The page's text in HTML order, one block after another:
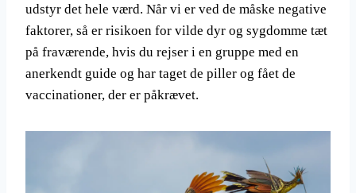
udstyr det hele værd. Når vi er ved de måske negative
faktorer, så er risikoen for vilde dyr og sygdomme tæt
på fraværende, hvis du rejser i en gruppe med en
anerkendt guide og har taget de piller og fået de
vaccinationer, der er påkrævet.